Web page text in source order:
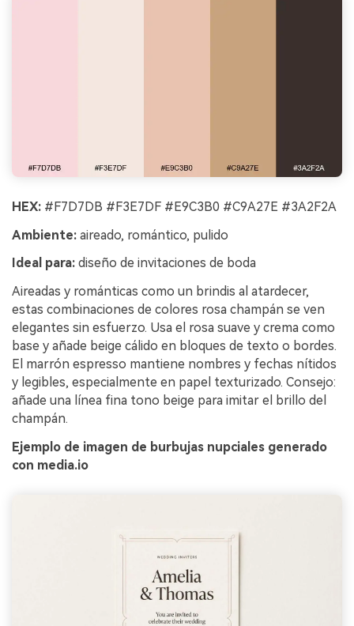
HEX: #F7D7DB #F3E7DF #E9C3B0 #C9A27E #3A2F2A
Ambiente: aireado, romántico, pulido
Ideal para: diseño de invitaciones de boda
Aireadas y románticas como un brindis al atardecer,
estas combinaciones de colores rosa champán se ven
elegantes sin esfuerzo. Usa el rosa suave y crema como
base y añade beige cálido en bloques de texto o bordes.
El marrón espresso mantiene nombres y fechas nítidos
y legibles, especialmente en papel texturizado. Consejo:
añade una línea fina tono beige para imitar el brillo del
champán.
Ejemplo de imagen de burbujas nupciales generado
con media.io